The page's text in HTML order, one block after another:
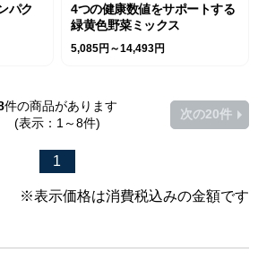
パク
4つの健康数値をサポートする
緑黄色野菜ミックス
5,085円～14,493円
件の商品があります
(表示：1～8件)
1
次の20件
※表示価格は消費税込みの金額です